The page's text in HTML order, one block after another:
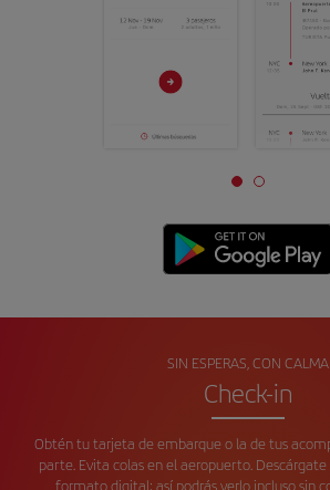
SIN ESPERAS, CON CALMA
Check-in
Obtén tu tarjeta de embarque o la de tus
parte. Evita colas en el aeropuerto.
formato digital; así podrás verlo incluso sin